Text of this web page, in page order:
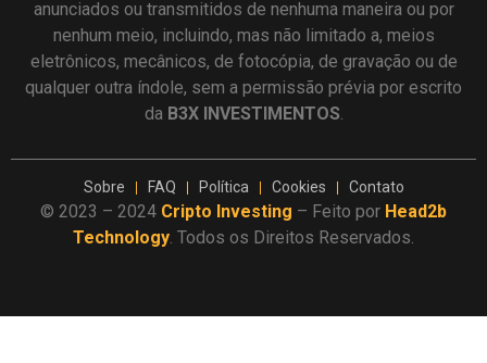
anunciados ou transmitidos de nenhuma maneira ou por
nenhum meio, incluindo, mas não limitado a, meios
eletrônicos, mecânicos, de fotocópia, de gravação ou de
qualquer outra índole, sem a permissão prévia por escrito
da B3X INVESTIMENTOS.
Sobre FAQ Política Cookies Contato
© 2023 – 2024 Cripto Investing – Feito por Head2b
Technology. Todos os Direitos Reservados.